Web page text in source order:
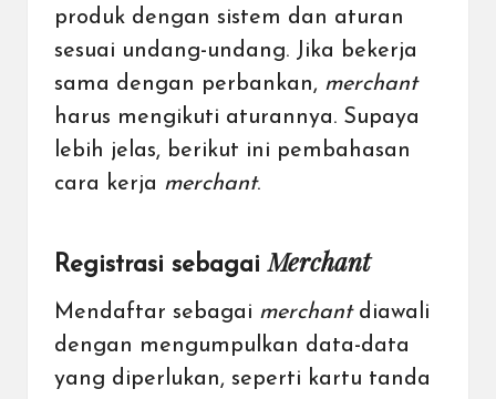
produk dengan sistem dan aturan
sesuai undang-undang. Jika bekerja
sama dengan perbankan, merchant
harus mengikuti aturannya. Supaya
lebih jelas, berikut ini pembahasan
cara kerja merchant.
Registrasi sebagaiMerchant
Mendaftar sebagai merchantdiawali
dengan mengumpulkan data-data
yang diperlukan, seperti kartu tanda